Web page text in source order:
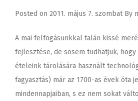
Posted on 2011. május 7. szombat By
A mai felfogásunkkal talán kissé
fejlesztése, de sosem tudhatjuk, hogy
ételeink tárolására használt
fagyasztás) már az 1700-as évek óta
mindennapjaiban, s ez nem sokat